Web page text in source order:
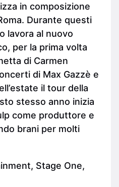
in composizione
Durante questi
lavora al nuovo
per la prima volta
di Carmen
di Max Gazzè e
il tour della
stesso anno inizia
come produttore e
brani per molti
Stage One,